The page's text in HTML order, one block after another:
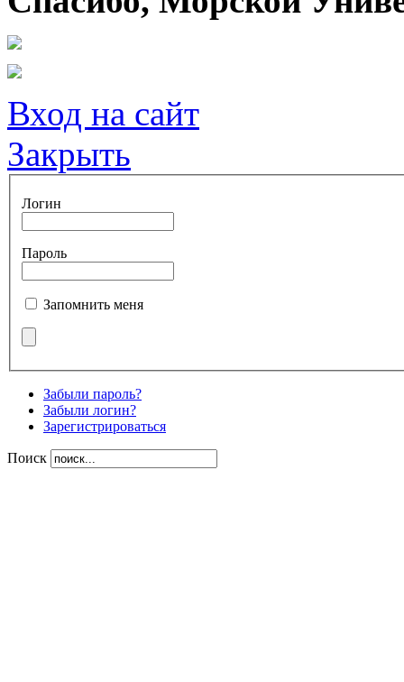
Вход на сайт
Закрыть
Логин
Пароль
Запомнить меня
Забыли пароль?
Забыли логин?
Зарегистрироваться
Поиск